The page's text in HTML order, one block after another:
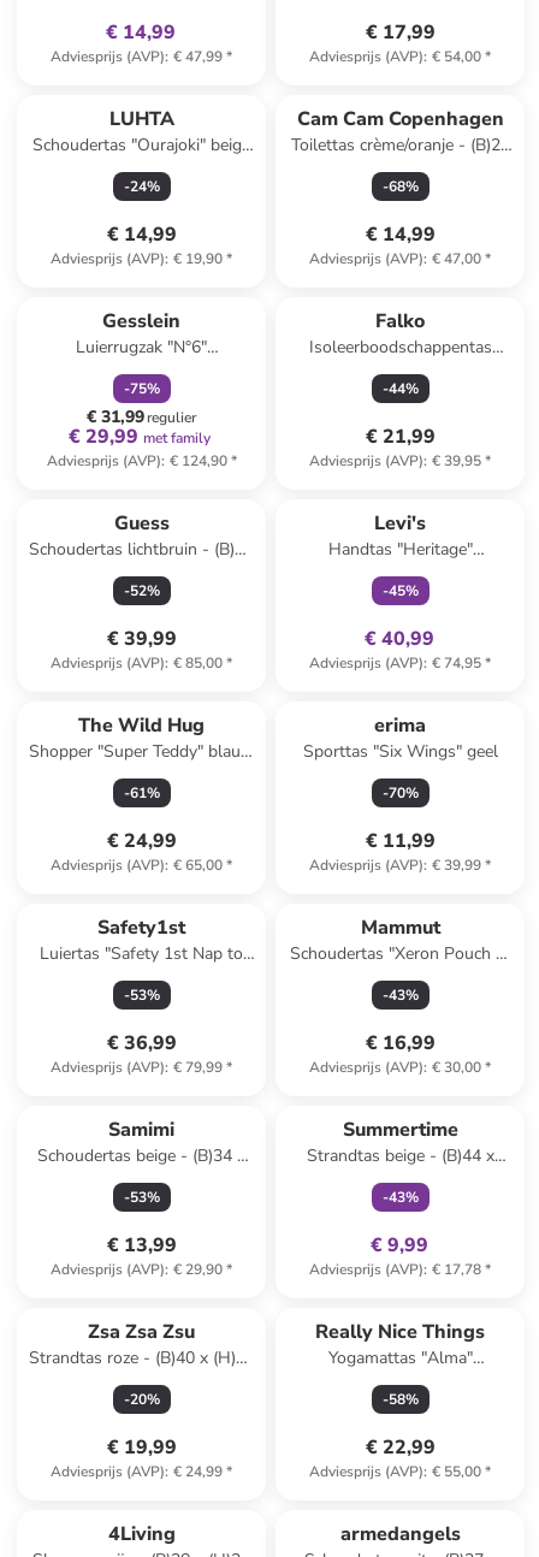
€ 14,99
Adviesprijs (AVP): € 47,99*
€ 17,99
Adviesprijs (AVP): € 54,00*
LUHTA
Schoudertas "Ourajoki" beige
- (B)13 x (H)18 x (D)2 cm
-24%
€ 14,99
Adviesprijs (AVP): € 19,90*
Cam Cam Copenhagen
Toilettas crème/oranje - (B)27
x (H)16 x (D)12 cm
-68%
€ 14,99
Adviesprijs (AVP): € 47,00*
Gesslein
Luierrugzak "N°6"
antraciet/meerkleurig
-75%
€ 31,99regulier
€ 29,99 met family
Adviesprijs (AVP): € 124,90*
Falko
Isoleerboodschappentas
"Falko" donkerblauw - (B)48 x
(H)27 x (D)28 cm
-44%
€ 21,99
Adviesprijs (AVP): € 39,95*
Guess
Schoudertas lichtbruin - (B)19
x (H)23 x (D)2 cm
-52%
€ 39,99
Adviesprijs (AVP): € 85,00*
Levi's
Handtas "Heritage"
donkerblauw - (B)36 x (H)40,3
x (D)16 cm - 23 l
-45%
€ 40,99
Adviesprijs (AVP): € 74,95*
The Wild Hug
Shopper "Super Teddy" blauw
- (B)59 x (H)46 x (D)10 cm
-61%
€ 24,99
Adviesprijs (AVP): € 65,00*
erima
Sporttas "Six Wings" geel
-70%
€ 11,99
Adviesprijs (AVP): € 39,99*
Safety1st
Luiertas "Safety 1st Nap to
Go" grijs
-53%
€ 36,99
Adviesprijs (AVP): € 79,99*
Mammut
Schoudertas "Xeron Pouch 1"
zwart
-43%
€ 16,99
Adviesprijs (AVP): € 30,00*
Samimi
Schoudertas beige - (B)34 x
(H)27 x (D)8 cm
-53%
€ 13,99
Adviesprijs (AVP): € 29,90*
Summertime
Strandtas beige - (B)44 x
(H)33 x (D)14 cm
(verrassingsproduct)
-43%
€ 9,99
Adviesprijs (AVP): € 17,78*
Zsa Zsa Zsu
Strandtas roze - (B)40 x (H)40
cm
-20%
€ 19,99
Adviesprijs (AVP): € 24,99*
Really Nice Things
Yogamattas "Alma"
wit/groen/rood - (L)71 x (B)20
cm
-58%
€ 22,99
Adviesprijs (AVP): € 55,00*
4Living armedangels